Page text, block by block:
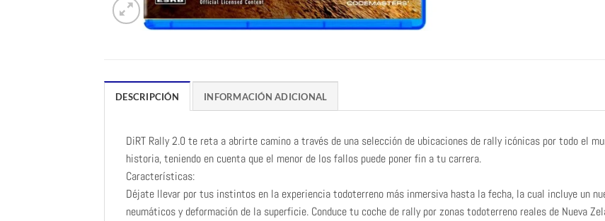
DESCRIPCIÓN INFORMACIÓN ADICIONAL
DiRT Rally 2.0 te reta a abrirte camino a través de una selección de ubicaciones de rally icónicas por todo el
historia, teniendo en cuenta que el menor de los fallos puede poner fin a tu carrera.
Características:
Déjate llevar por tus instintos en la experiencia todoterreno más inmersiva hasta la fecha, la cual incluye un
neumáticos y deformación de la superficie. Conduce tu coche de rally por zonas todoterreno reales de Nueva